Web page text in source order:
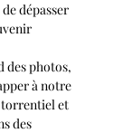
dépasser
des photos,
à notre
torrentiel et
des